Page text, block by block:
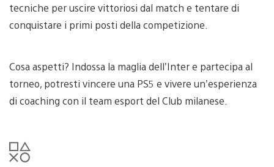
tecniche per uscire vittoriosi dal match e tentare di
conquistare i primi posti della competizione.
Cosa aspetti? Indossa la maglia dell’Inter e partecipa al
torneo, potresti vincere una PS5 e vivere un’esperienza
di coaching con il team esport del Club milanese.